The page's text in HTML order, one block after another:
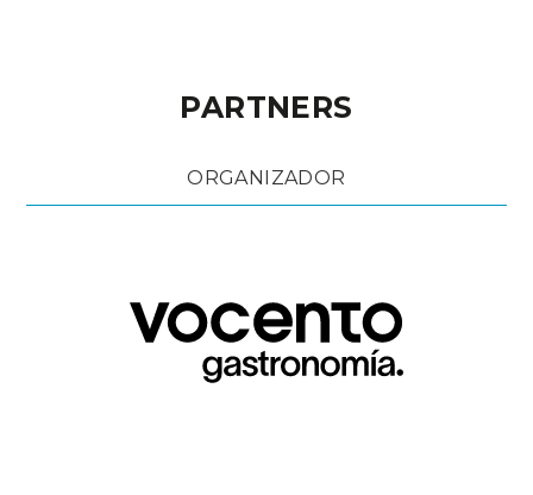
PARTNERS
ORGANIZADOR